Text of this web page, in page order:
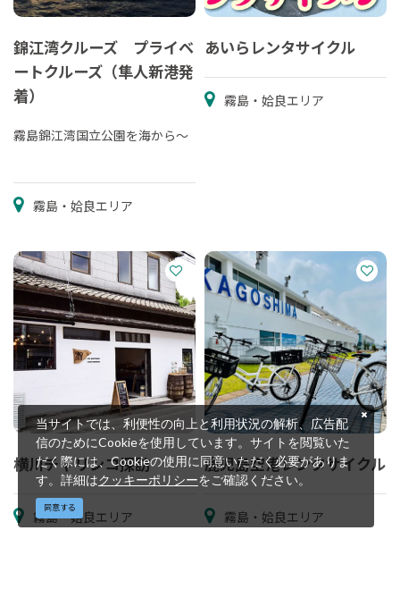
錦江湾クルーズ プライベ
ートクルーズ（隼人新港発
着）
霧島錦江湾国立公園を海から～
霧島・姶良エリア
あいらレンタサイクル
霧島・姶良エリア
横川チャリンコ探訪
霧島・姶良エリア
鹿児島空港レンタサイクル
霧島・姶良エリア
当サイトでは、利便性の向上と利用状況の解析、広告配
信のためにCookieを使用しています。サイトを閲覧いた
だく際には、Cookieの使用に同意いただく必要がありま
す。詳細はクッキーポリシーをご確認ください。
同意する